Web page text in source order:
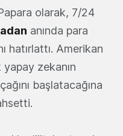
olarak, 7/24
anında para
hatırlattı. Amerikan
zekanın
başlatacağına